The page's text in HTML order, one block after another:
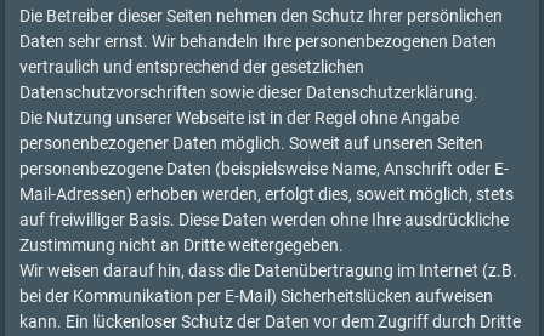
Die Betreiber dieser Seiten nehmen den Schutz Ihrer persönlichen
Daten sehr ernst. Wir behandeln Ihre personenbezogenen Daten
vertraulich und entsprechend der gesetzlichen
Datenschutzvorschriften sowie dieser Datenschutzerklärung.
Die Nutzung unserer Webseite ist in der Regel ohne Angabe
personenbezogener Daten möglich. Soweit auf unseren Seiten
personenbezogene Daten (beispielsweise Name, Anschrift oder E-
Mail-Adressen) erhoben werden, erfolgt dies, soweit möglich, stets
auf freiwilliger Basis. Diese Daten werden ohne Ihre ausdrückliche
Zustimmung nicht an Dritte weitergegeben.
Wir weisen darauf hin, dass die Datenübertragung im Internet (z.B.
bei der Kommunikation per E-Mail) Sicherheitslücken aufweisen
kann. Ein lückenloser Schutz der Daten vor dem Zugriff durch Dritte